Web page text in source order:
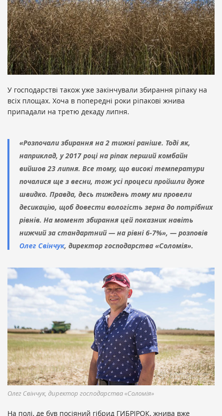
У господарстві також уже закінчували збирання ріпаку на
всіх площах. Хоча в попередні роки ріпакові жнива
припадали на третю декаду липня.
«Розпочали збирання на 2 тижні раніше. Тоді як,
наприклад, у 2017 році на ріпак перший комбайн
вийшов 23 липня. Все тому, що високі температури
почалися ще з весни, тож усі процеси пройшли дуже
швидко. Правда, десь тиждень тому ми провели
десикацію, щоб довести вологість зерна до потрібних
рівнів. На момент збирання цей показник навіть
нижчий за стандартний — на рівні 6-7%», — розповів
Олег Свінчук, директор господарства «Соломія».
Олег Свінчук, директор господарства «Соломія»
На полі, де був посіяний гібрид ГИБРІРОК, жнива вже